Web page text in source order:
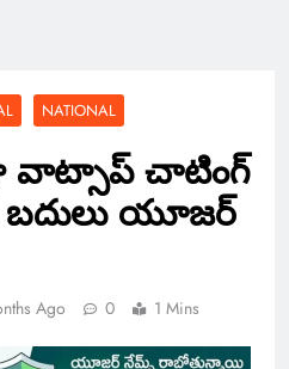
NATIONAL
వాట్సాప్ చాటింగ్
యూజర్
Ago 0 1 Mins